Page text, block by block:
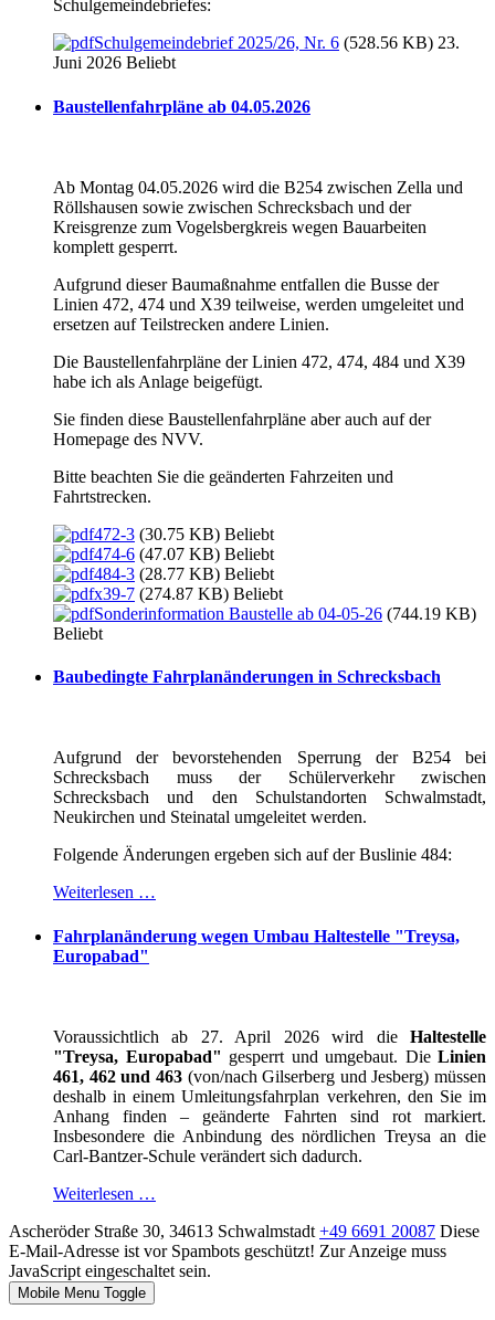
Schulgemeindebriefes:
Schulgemeindebrief 2025/26, Nr. 6 (528.56 KB) 23.
Juni 2026 Beliebt
Baustellenfahrpläne ab 04.05.2026
Ab Montag 04.05.2026 wird die B254 zwischen Zella und
Röllshausen sowie zwischen Schrecksbach und der
Kreisgrenze zum Vogelsbergkreis wegen Bauarbeiten
komplett gesperrt.
Aufgrund dieser Baumaßnahme entfallen die Busse der
Linien 472, 474 und X39 teilweise, werden umgeleitet und
ersetzen auf Teilstrecken andere Linien.
Die Baustellenfahrpläne der Linien 472, 474, 484 und X39
habe ich als Anlage beigefügt.
Sie finden diese Baustellenfahrpläne aber auch auf der
Homepage des NVV.
Bitte beachten Sie die geänderten Fahrzeiten und
Fahrtstrecken.
472-3 (30.75 KB) Beliebt
474-6 (47.07 KB) Beliebt
484-3 (28.77 KB) Beliebt
x39-7 (274.87 KB) Beliebt
Sonderinformation Baustelle ab 04-05-26 (744.19 KB)
Beliebt
Baubedingte Fahrplanänderungen in Schrecksbach
Aufgrund der bevorstehenden Sperrung der B254 bei
Schrecksbach muss der Schülerverkehr zwischen
Schrecksbach und den Schulstandorten Schwalmstadt,
Neukirchen und Steinatal umgeleitet werden.
Folgende Änderungen ergeben sich auf der Buslinie 484:
Weiterlesen …
Fahrplanänderung wegen Umbau Haltestelle "Treysa,
Europabad"
Voraussichtlich ab 27. April 2026 wird die Haltestelle
"Treysa, Europabad" gesperrt und umgebaut. DieLinien
461, 462 und 463(von/nach Gilserberg und Jesberg) müssen
deshalb in einem Umleitungsfahrplan verkehren, den Sie im
Anhang finden – geänderte Fahrten sind rot markiert.
Insbesondere die Anbindung des nördlichen Treysa an die
Carl-Bantzer-Schule verändert sich dadurch.
Weiterlesen …
Ascheröder Straße 30, 34613 Schwalmstadt +49 6691 20087 Diese
E-Mail-Adresse ist vor Spambots geschützt! Zur Anzeige muss
JavaScript eingeschaltet sein.
Mobile Menu Toggle